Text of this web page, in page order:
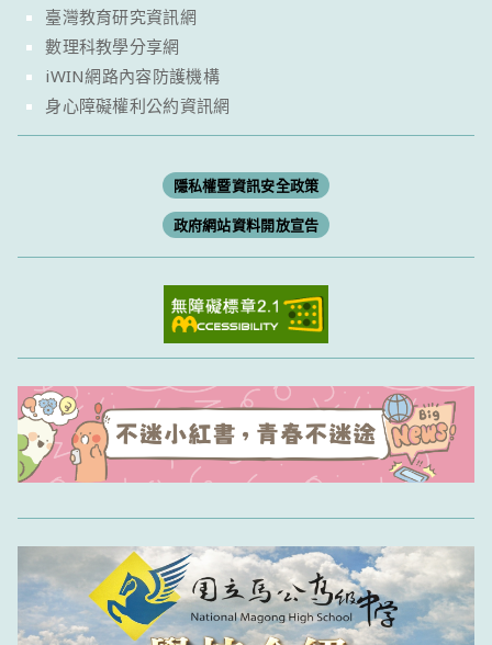
臺灣教育研究資訊網
數理科教學分享網
iWIN網路內容防護機構
身心障礙權利公約資訊網
隱私權暨資訊安全政策
政府網站資料開放宣告